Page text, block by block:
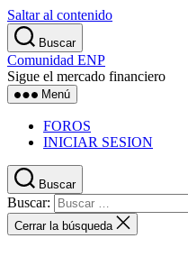
Saltar al contenido
Buscar
Comunidad ENP
Sigue el mercado financiero
Menú
FOROS
INICIAR SESION
Buscar
Buscar:
Cerrar la búsqueda